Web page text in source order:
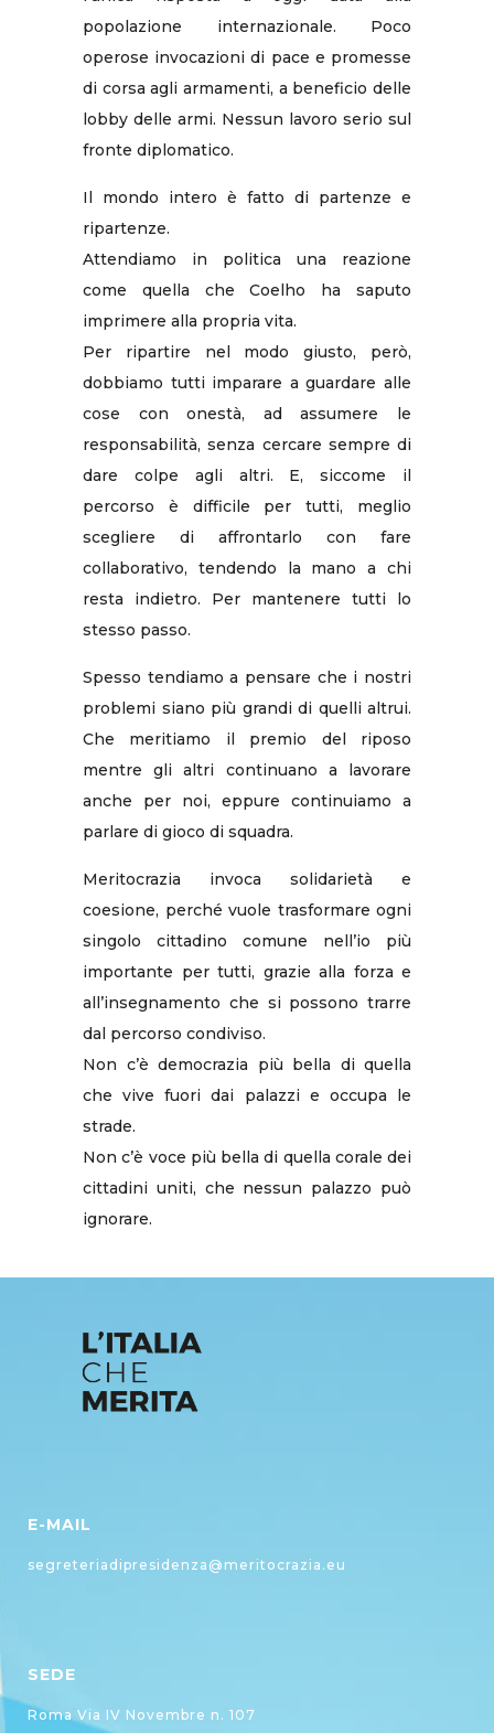
popolazione internazionale. Poco
operose invocazioni di pace e promesse
di corsa agli armamenti, a beneficio delle
lobby delle armi. Nessun lavoro serio sul
fronte diplomatico.
Il mondo intero è fatto di partenze e
ripartenze.
Attendiamo in politica una reazione
come quella che Coelho ha saputo
imprimere alla propria vita.
Per ripartire nel modo giusto, però,
dobbiamo tutti imparare a guardare alle
cose con onestà, ad assumere le
responsabilità, senza cercare sempre di
dare colpe agli altri. E, siccome il
percorso è difficile per tutti, meglio
scegliere di affrontarlo con fare
collaborativo, tendendo la mano a chi
resta indietro. Per mantenere tutti lo
stesso passo.
Spesso tendiamo a pensare che i nostri
problemi siano più grandi di quelli altrui.
Che meritiamo il premio del riposo
mentre gli altri continuano a lavorare
anche per noi, eppure continuiamo a
parlare di gioco di squadra.
Meritocrazia invoca solidarietà e
coesione, perché vuole trasformare ogni
singolo cittadino comune nell’io più
importante per tutti, grazie alla forza e
all’insegnamento che si possono trarre
dal percorso condiviso.
Non c’è democrazia più bella di quella
che vive fuori dai palazzi e occupa le
strade.
Non c’è voce più bella di quella corale dei
cittadini uniti, che nessun palazzo può
ignorare.
E-MAIL
segreteriadipresidenza@meritocrazia.eu
SEDE
Roma Via IV Novembre n. 107